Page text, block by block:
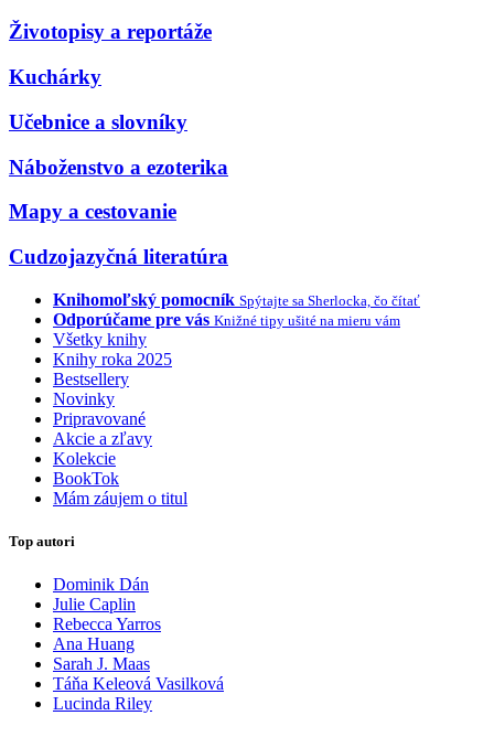
Životopisy a reportáže
Kuchárky
Učebnice a slovníky
Náboženstvo a ezoterika
Mapy a cestovanie
Cudzojazyčná literatúra
Knihomoľský pomocník Spýtajte sa Sherlocka, čo čítať
Odporúčame pre vás Knižné tipy ušité na mieru vám
Všetky knihy
Knihy roka 2025
Bestsellery
Novinky
Pripravované
Akcie a zľavy
Kolekcie
BookTok
Mám záujem o titul
Top autori
Dominik Dán
Julie Caplin
Rebecca Yarros
Ana Huang
Sarah J. Maas
Táňa Keleová Vasilková
Lucinda Riley